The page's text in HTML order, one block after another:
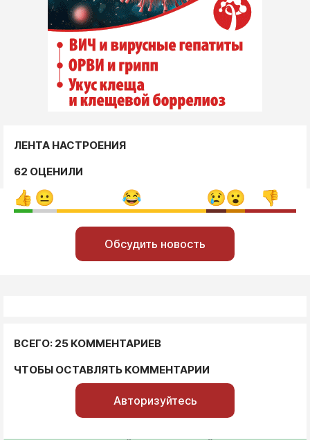
ЛЕНТА НАСТРОЕНИЯ
62 ОЦЕНИЛИ
Обсудить новость
ВСЕГО: 25 КОММЕНТАРИЕВ
ЧТОБЫ ОСТАВЛЯТЬ КОММЕНТАРИИ
Авторизуйтесь